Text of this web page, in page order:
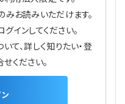
箋
ュー
談室
お読みいただけます。
インしてください。
て、詳しく知りたい・登
ください。